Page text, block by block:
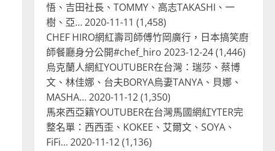
悟、吉田社長、TOMMY、高志TAKASHI、一
樹、亞…2020-11-11 (1,458)
CHEF HIRO網紅壽司師傅竹岡廣行，日本搞笑廚
師餐廳身分公開#chef_hiro 2023-12-24(1,446)
烏克蘭人網紅YOUTUBER在台灣：瑞莎、蔡博
文、林佳娜、台夫BORYA烏妻TANYA、貝娜、
MASHA…2020-11-12(1,350)
馬來西亞籍YOUTUBER在台灣馬國網紅YTER完
整名單：西西歪、KOKEE、艾爾文、SOYA、
FiFi…2020-11-12(1,136)
3
台灣餐飲在全球 電影戲劇
獨家！芭比珍奶！珍珠奶茶飲
料BARBIE芭比娃娃肯尼電影聯
名網友官方影片！日出茶太
CHATIME澳洲限定活動
2023-08-03
4
台灣餐飲在全球
波蘭人愛喝珍奶！珍珠奶茶店
在波蘭受歡迎，波霸奶茶門市
顧客大排長龍，網紅宣傳華沙
珍奶店人潮多